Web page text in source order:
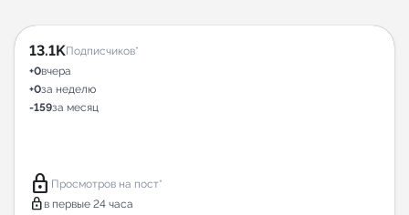
13.1KПодписчиков*
+0вчера
+0за неделю
-159за месяц
lock Просмотров на пост*
lock в первые 24 часа